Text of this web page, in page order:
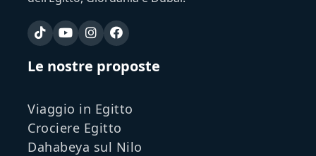
Le nostre proposte
Viaggio in Egitto
Crociere Egitto
Dahabeya sul Nilo